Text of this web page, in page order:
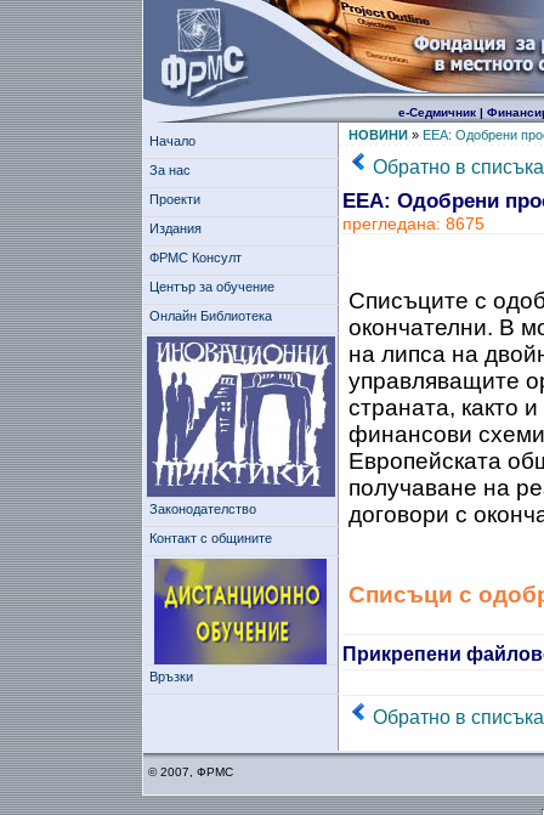
е-Седмичник|
Начало
За нас
Проекти
Издания
ФРМС Консулт
Център за обучение
Онлайн Библиотека
Законодателство
Контакт с общините
Връзки
НОВИНИ» EEA: Одобрени
Обратно в списъка
EEA: Одобрени
прегледана: 8675
Списъците с
окончателни. В
на липса на
управляващите
страната, както
финансови
Европейската
получаване на
договори с
Списъци с
Прикрепени
Обратно в списъка
© 2007, ФРМС